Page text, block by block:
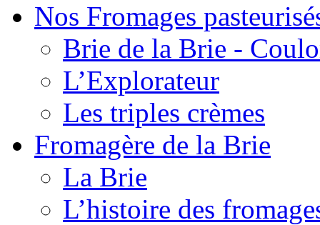
Nos Fromages
Brie de la Brie -
L’Explorateur
Les triples crèmes
Fromagère de la Brie
La Brie
L’histoire des